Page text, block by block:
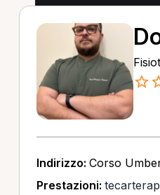
Indirizzo: Corso
Prestazioni: